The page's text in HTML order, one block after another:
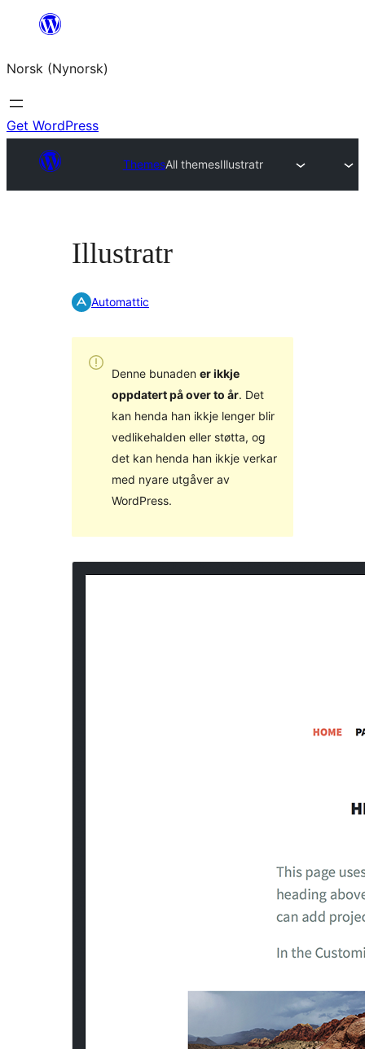
content
Norsk (Nynorsk)
Get WordPress
ThemesAll themesIllustratr
Illustratr
Automattic
Denne bunaden er ikkje
oppdatert på over to år. Det
kan henda han ikkje lenger blir
vedlikehalden eller støtta, og
det kan henda han ikkje verkar
med nyare utgåver av
WordPress.